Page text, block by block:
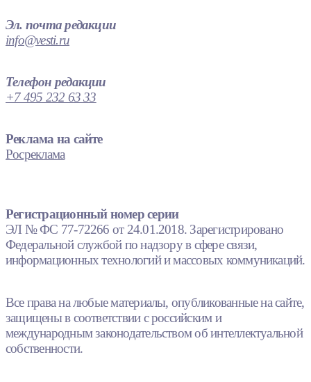
Эл. почта редакции
info@vesti.ru
Телефон редакции
+7 495 232 63 33
Реклама на сайте
Росреклама
Регистрационный номер серии
ЭЛ № ФС 77-72266 от 24.01.2018. Зарегистрировано
Федеральной службой по надзору в сфере связи,
информационных технологий и массовых коммуникаций.
Все права на любые материалы, опубликованные на сайте,
защищены в соответствии с российским и
международным законодательством об интеллектуальной
собственности.